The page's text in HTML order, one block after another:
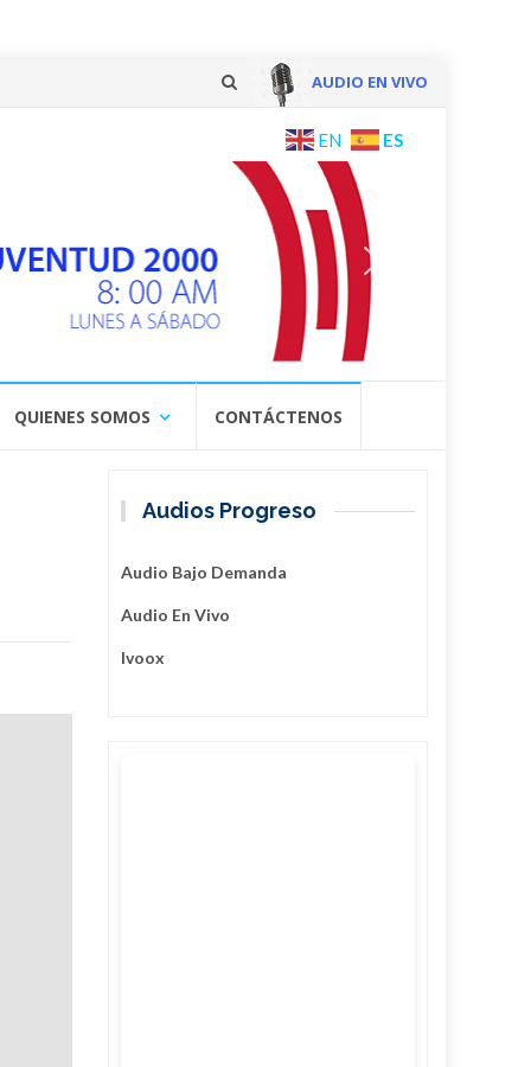
AUDIO EN VIVO
content
EN ES
QUIENES SOMOS CONTÁCTENOS
Audios Progreso
Audio Bajo Demanda
Audio En Vivo
Ivoox